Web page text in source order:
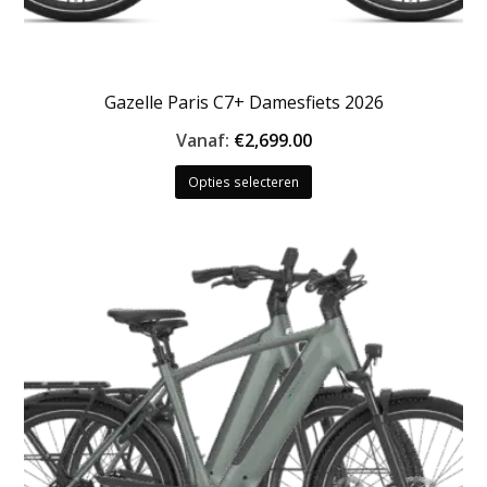
Gazelle Paris C7+ Damesfiets 2026
Vanaf: €2,699.00
Opties selecteren
Dit
variaties.
Deze
optie
kan
gekozen
worden
op
de
productpagina